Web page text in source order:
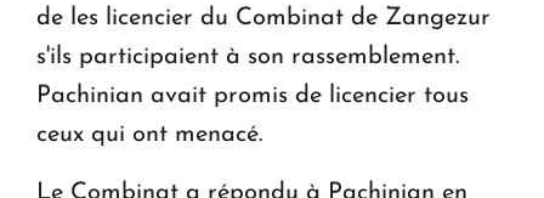
de les licencier du Combinat de Zangezur
s'ils participaient à son rassemblement.
Pachinian avait promis de licencier tous
ceux qui ont menacé.
Le Combinat a répondu à Pachinian en